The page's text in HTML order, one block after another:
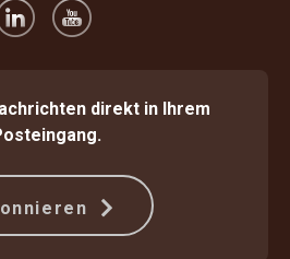
direkt in Ihrem